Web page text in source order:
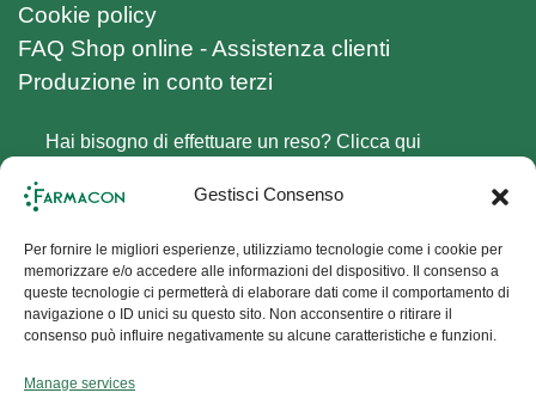
Gestisci Consenso
Per fornire le migliori esperienze, utilizziamo tecnologie come i cookie per
memorizzare e/o accedere alle informazioni del dispositivo. Il consenso a
queste tecnologie ci permetterà di elaborare dati come il comportamento di
navigazione o ID unici su questo sito. Non acconsentire o ritirare il
consenso può influire negativamente su alcune caratteristiche e funzioni.
Manage services
Cookie policy
FAQ Shop online - Assistenza clienti
Produzione in conto terzi
Hai bisogno di effettuare un reso? Clicca qui
Follow us on Social Channels
Facebook
Instagram
Sign up for the Newsletter
Newsletter, get 10% off your first order